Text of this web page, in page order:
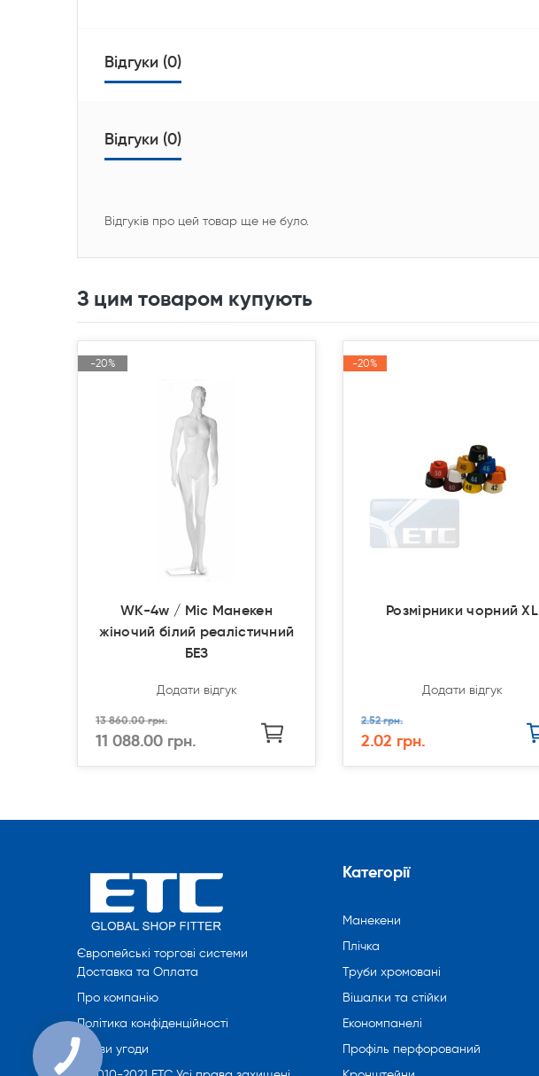
Відгуки (0)
Відгуки (0)
Відгуків про цей товар ще не було.
З цим товаром купують
-20%
-20%
WK-4w / Mic Манекен
жіночий білий реалістичний
БЕЗ
Додати відгук
13 860.00 грн.
11 088.00 грн.
-20%
-20%
Розмірники чорний XL
Додати відгук
2.52 грн.
2.02 грн.
Європейські торгові системи
Доставка та Оплата
Про компанію
Політика конфіденційності
Умови угоди
Категорії
Манекени
Плічка
Труби хромовані
Вішалки та стійки
Економпанелі
Профіль перфорований